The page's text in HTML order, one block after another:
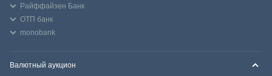
Райффайзен Банк
ОТП банк
monobank
Валютный аукцион